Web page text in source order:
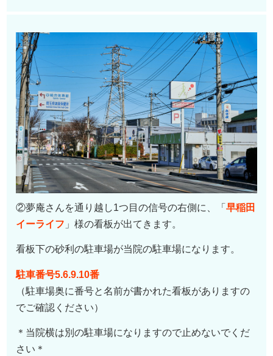
②夢庵さんを通り越し1つ目の信号の右側に、「 早稲田
イーライフ 」様の看板が出てきます。
看板下の砂利の駐車場が当院の駐車場になります。
駐車番号5.6.9.10番
（駐車場奥に番号と名前が書かれた看板がありますの
でご確認ください）
＊当院横は別の駐車場になりますので止めないでくだ
さい＊